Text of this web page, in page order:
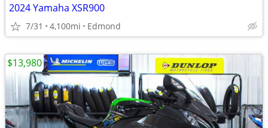
2024 Yamaha XSR900
7/31 4,100mi Edmond
$13,980